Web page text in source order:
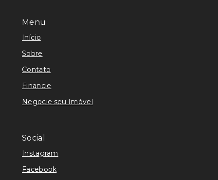
Menu
Início
Sobre
Contato
Financie
Negocie seu Imóvel
Social
Instagram
Facebook